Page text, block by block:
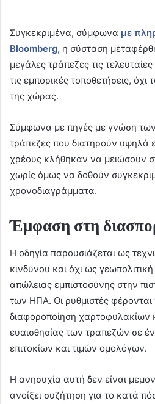
Συγκεκριμένα, σύμφωνα με
Bloomberg, η σύσταση
μεγάλες τράπεζες τις
τις εμπορικές τοποθετήσεις,
της χώρας.
Σύμφωνα με πηγές με γνώση
τράπεζες που διατηρούν υψηλά
χρέους κλήθηκαν να μειώσουν
χωρίς όμως να δοθούν
χρονοδιαγράμματα.
Έμφαση στη
Η οδηγία παρουσιάζεται ως
κινδύνου και όχι ως
απώλειας εμπιστοσύνης στην
των ΗΠΑ. Οι ρυθμιστές φέρονται
διαφοροποίηση χαρτοφυλακίων
ευαισθησίας των τραπεζών σε
επιτοκίων και τιμών ομολόγων.
Η ανησυχία αυτή δεν είναι
ανοίξει συζήτηση για το κατά